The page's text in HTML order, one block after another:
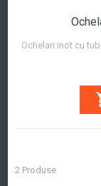
Ochelari inot cu
2 Produse